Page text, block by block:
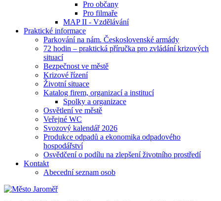
Pro občany
Pro filmaře
MAP II - Vzdělávání
Praktické informace
Parkování na nám. Československé armády
72 hodin – praktická příručka pro zvládání krizových
situací
Bezpečnost ve městě
Krizové řízení
Životní situace
Katalog firem, organizací a institucí
Spolky a organizace
Osvětlení ve městě
Veřejné WC
Svozový kalendář 2026
Produkce odpadů a ekonomika odpadového
hospodářství
Osvědčení o podílu na zlepšení životního prostředí
Kontakt
Abecední seznam osob